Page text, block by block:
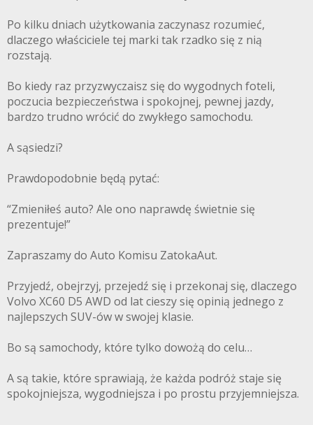
Po kilku dniach użytkowania zaczynasz rozumieć,
dlaczego właściciele tej marki tak rzadko się z nią
rozstają.
Bo kiedy raz przyzwyczaisz się do wygodnych foteli,
poczucia bezpieczeństwa i spokojnej, pewnej jazdy,
bardzo trudno wrócić do zwykłego samochodu.
A sąsiedzi?
Prawdopodobnie będą pytać:
“Zmieniłeś auto? Ale ono naprawdę świetnie się
prezentuje!”
Zapraszamy do Auto Komisu ZatokaAut.
Przyjedź, obejrzyj, przejedź się i przekonaj się, dlaczego
Volvo XC60 D5 AWD od lat cieszy się opinią jednego z
najlepszych SUV-ów w swojej klasie.
Bo są samochody, które tylko dowożą do celu…
A są takie, które sprawiają, że każda podróż staje się
spokojniejsza, wygodniejsza i po prostu przyjemniejsza.